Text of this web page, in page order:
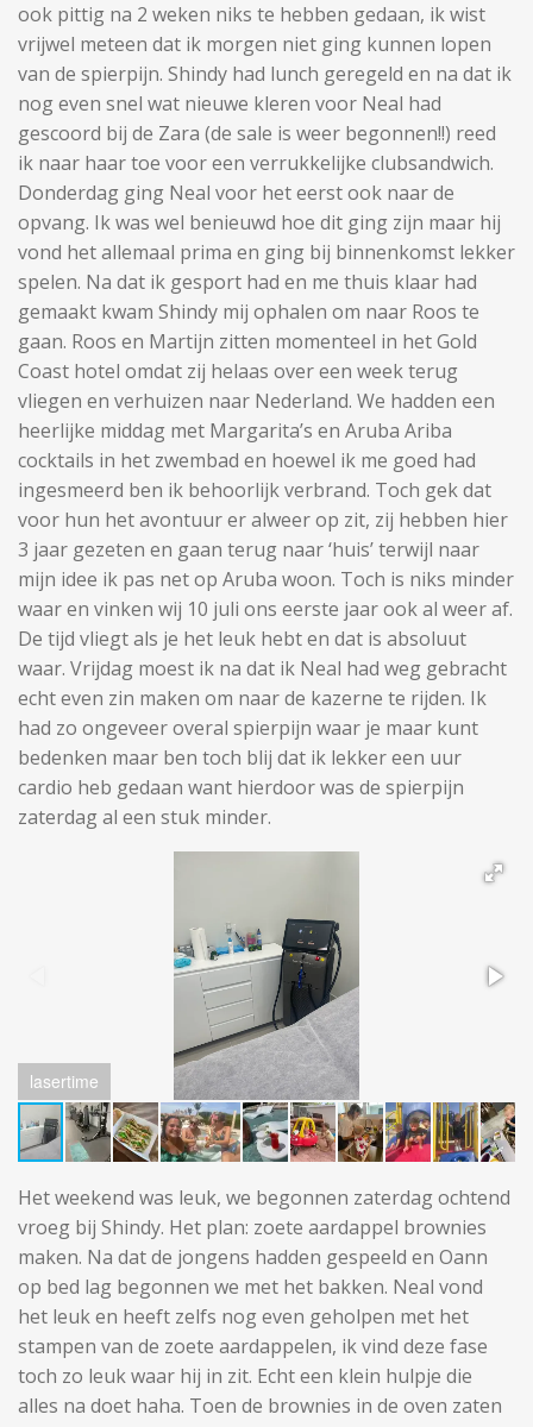
ook pittig na 2 weken niks te hebben gedaan, ik wist
vrijwel meteen dat ik morgen niet ging kunnen lopen
van de spierpijn. Shindy had lunch geregeld en na dat ik
nog even snel wat nieuwe kleren voor Neal had
gescoord bij de Zara (de sale is weer begonnen!!) reed
ik naar haar toe voor een verrukkelijke clubsandwich.
Donderdag ging Neal voor het eerst ook naar de
opvang. Ik was wel benieuwd hoe dit ging zijn maar hij
vond het allemaal prima en ging bij binnenkomst lekker
spelen. Na dat ik gesport had en me thuis klaar had
gemaakt kwam Shindy mij ophalen om naar Roos te
gaan. Roos en Martijn zitten momenteel in het Gold
Coast hotel omdat zij helaas over een week terug
vliegen en verhuizen naar Nederland. We hadden een
heerlijke middag met Margarita’s en Aruba Ariba
cocktails in het zwembad en hoewel ik me goed had
ingesmeerd ben ik behoorlijk verbrand. Toch gek dat
voor hun het avontuur er alweer op zit, zij hebben hier
3 jaar gezeten en gaan terug naar ‘huis’ terwijl naar
mijn idee ik pas net op Aruba woon. Toch is niks minder
waar en vinken wij 10 juli ons eerste jaar ook al weer af.
De tijd vliegt als je het leuk hebt en dat is absoluut
waar. Vrijdag moest ik na dat ik Neal had weg gebracht
echt even zin maken om naar de kazerne te rijden. Ik
had zo ongeveer overal spierpijn waar je maar kunt
bedenken maar ben toch blij dat ik lekker een uur
cardio heb gedaan want hierdoor was de spierpijn
zaterdag al een stuk minder.
lasertime
Het weekend was leuk, we begonnen zaterdag ochtend
vroeg bij Shindy. Het plan: zoete aardappel brownies
maken. Na dat de jongens hadden gespeeld en Oann
op bed lag begonnen we met het bakken. Neal vond
het leuk en heeft zelfs nog even geholpen met het
stampen van de zoete aardappelen, ik vind deze fase
toch zo leuk waar hij in zit. Echt een klein hulpje die
alles na doet haha. Toen de brownies in de oven zaten